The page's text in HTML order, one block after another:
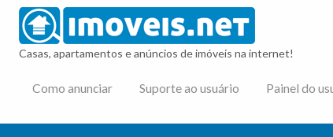
Casas, apartamentos e anúncios de imóveis na internet!
Como anunciar Suporte ao usuário Painel do